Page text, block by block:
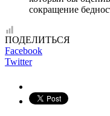
сокращение
ПОДЕЛИТЬСЯ
Facebook
Twitter